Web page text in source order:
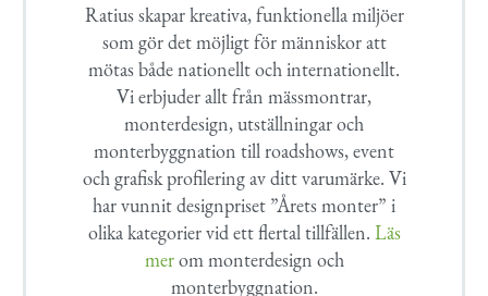
Ratius skapar kreativa, funktionella miljöer
som gör det möjligt för människor att
mötas både nationellt och internationellt.
Vi erbjuder allt från mässmontrar,
monterdesign, utställningar och
monterbyggnation till roadshows, event
och grafisk profilering av ditt varumärke. Vi
har vunnit designpriset ”Årets monter” i
olika kategorier vid ett flertal tillfällen. Läs
merom monterdesign och
monterbyggnation.